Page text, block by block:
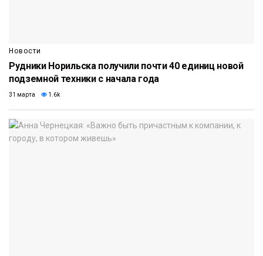
Новости
Рудники Норильска получили почти 40 единиц новой
подземной техники с начала года
31 марта 1.6k